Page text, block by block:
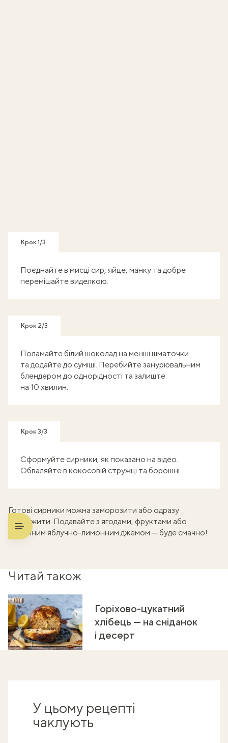
Крок 1/3
Поєднайте в мисці сир, яйце, манку та добре
перемішайте виделкою.
Крок 2/3
Поламайте білий шоколад на менші шматочки
та додайте до суміші. Перебийте занурювальним
блендером до однорідності та залиште
на 10 хвилин.
Крок 3/3
Сформуйте сирники, як показано на відео.
Обваляйте в кокосовій стружці та борошні.
Готові сирники можна заморозити або одразу
посмажити. Подавайте з ягодами, фруктами або
желейним яблучно-лимонним джемом — буде смачно!
Читай також
Горіхово-цукатний
хлібець — на сніданок
і десерт
У цьому рецепті
чаклують